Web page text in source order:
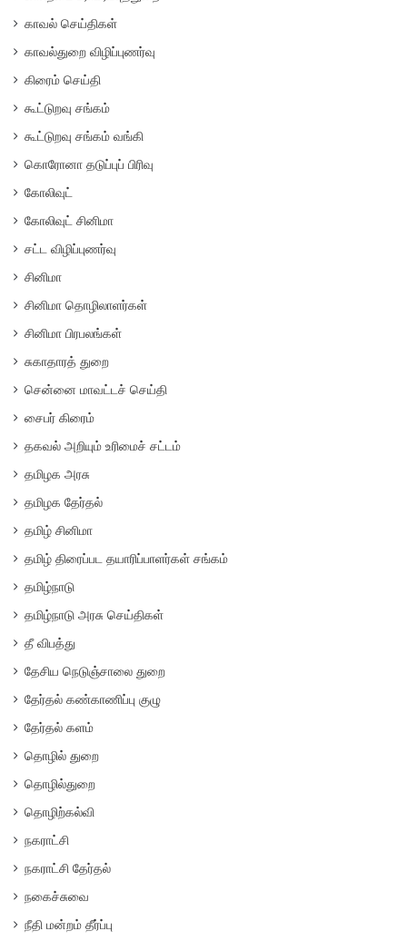
காவல் செய்திகள்
காவல்துறை விழிப்புணர்வு
கிரைம் செய்தி
கூட்டுறவு சங்கம்
கூட்டுறவு சங்கம் வங்கி
கொரோனா தடுப்புப் பிரிவு
கோலிவுட்
கோலிவுட் சினிமா
சட்ட விழிப்புணர்வு
சினிமா
சினிமா தொழிலாளர்கள்
சினிமா பிரபலங்கள்
சுகாதாரத் துறை
சென்னை மாவட்டச் செய்தி
சைபர் கிரைம்
தகவல் அறியும் உரிமைச் சட்டம்
தமிழக அரசு
தமிழக தேர்தல்
தமிழ் சினிமா
தமிழ் திரைப்பட தயாரிப்பாளர்கள் சங்கம்
தமிழ்நாடு
தமிழ்நாடு அரசு செய்திகள்
தீ விபத்து
தேசிய நெடுஞ்சாலை துறை
தேர்தல் கண்காணிப்பு குழு
தேர்தல் களம்
தொழில் துறை
தொழில்துறை
தொழிற்கல்வி
நகராட்சி
நகராட்சி தேர்தல்
நகைச்சுவை
நீதி மன்றம் தீர்ப்பு